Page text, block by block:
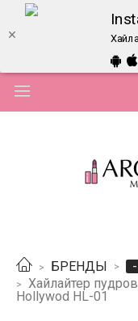
БРЕНДЫ
-
Хайлайтер
Hollywod HL-01